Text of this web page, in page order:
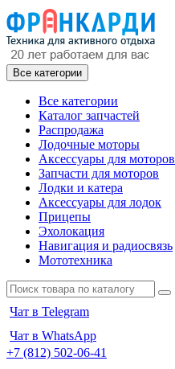
Все категории
Все категории
Каталог запчастей
Распродажа
Лодочные моторы
Аксессуары для моторов
Запчасти для моторов
Лодки и катера
Аксессуары для лодок
Прицепы
Эхолокация
Навигация и радиосвязь
Мототехника
Чат в Telegram
Чат в WhatsApp
+7 (812) 502-06-41